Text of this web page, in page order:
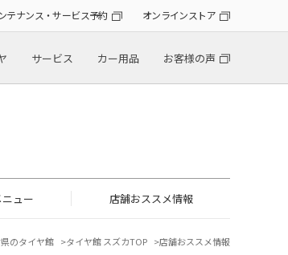
テナンス・サービス予約 オンラインストア
サービス カー用品 お客様の声
ュー 店舗おススメ情報
のタイヤ館 タイヤ館 スズカTOP 店舗おススメ情報